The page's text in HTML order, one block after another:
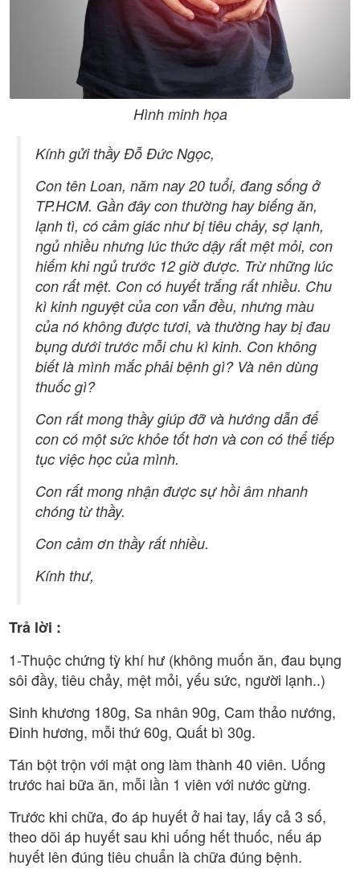
Hình minh họa
Kính gửi thầy Đỗ Đức Ngọc,
Con tên Loan, năm nay 20 tuổi, đang sống ở
TP.HCM. Gần đây con thường hay biếng ăn,
lạnh tì, có cảm giác như bị tiêu chảy, sợ lạnh,
ngủ nhiều nhưng lúc thức dậy rất mệt mỏi, con
hiếm khi ngủ trước 12 giờ được. Trừ những lúc
con rất mệt. Con có huyết trắng rất nhiều. Chu
kì kinh nguyệt của con vẫn đều, nhưng màu
của nó không được tươi, và thường hay bị đau
bụng dưới trước mỗi chu kì kinh. Con không
biết là mình mắc phải bệnh gì? Và nên dùng
thuốc gì?
Con rất mong thầy giúp đỡ và hướng dẫn để
con có một sức khỏe tốt hơn và con có thể tiếp
tục việc học của mình.
Con rất mong nhận được sự hồi âm nhanh
chóng từ thầy.
Con cảm ơn thầy rất nhiều.
Kính thư,
Trả lời :
1-Thuộc chứng tỳ khí hư (không muốn ăn, đau bụng
sôi đầy, tiêu chảy, mệt mỏi, yếu sức, người lạnh..)
Sinh khương 180g, Sa nhân 90g, Cam thảo nướng,
Đinh hương, mỗi thứ 60g, Quất bì 30g.
Tán bột trộn với mật ong làm thành 40 viên. Uống
trước hai bữa ăn, mỗi lần 1 viên với nước gừng.
Trước khi chữa, đo áp huyết ở hai tay, lấy cả 3 số,
theo dõi áp huyết sau khi uống hết thuốc, nếu áp
huyết lên đúng tiêu chuẩn là chữa đúng bệnh.